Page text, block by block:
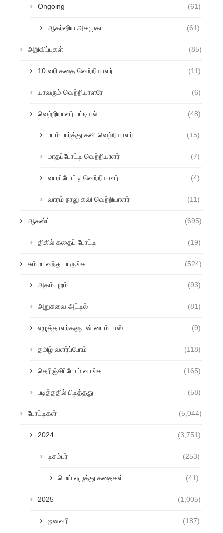
Ongoing (61)
ஆகர்ஷிய அகமுகா (61)
அறிவிப்புகள் (85)
10 வரி கதை வெற்றியாளர் (11)
யாவரும் வெற்றியாளரே (6)
வெற்றியாளர் பட்டியல் (48)
படம் பார்த்து கவி வெற்றியாளர் (15)
மாதப்போட்டி வெற்றியாளர் (7)
வாரப்போட்டி வெற்றியாளர் (4)
வாரம் நாலு கவி வெற்றியாளர் (11)
ஆகஸ்ட் (695)
திகில் கதைப் போட்டி (19)
சும்மா வந்து பாருங்க (524)
அகம் புறம் (93)
அறுசுவை அட்டில் (81)
எழுத்தாளர்களுடன் டைம் பாஸ் (9)
தமிழ் வளர்ப்போம் (118)
தெரிஞ்சிப்போம் வாங்க (165)
படித்ததில் பிடித்தது (58)
போட்டிகள் (5,044)
2024 (3,751)
டிசம்பர் (253)
மெய் எழுத்து கதைகள் (41)
2025 (1,005)
ஜனவரி (187)